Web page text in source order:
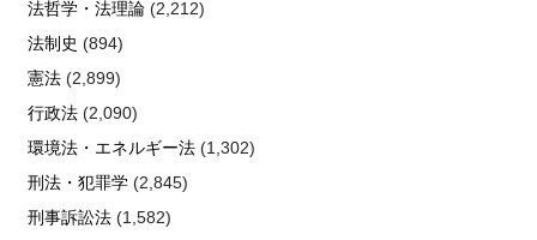
法哲学・法理論(2,212)
法制史 (894)
憲法(2,899)
行政法(2,090)
環境法・エネルギー法(1,302)
刑法・犯罪学(2,845)
刑事訴訟法(1,582)